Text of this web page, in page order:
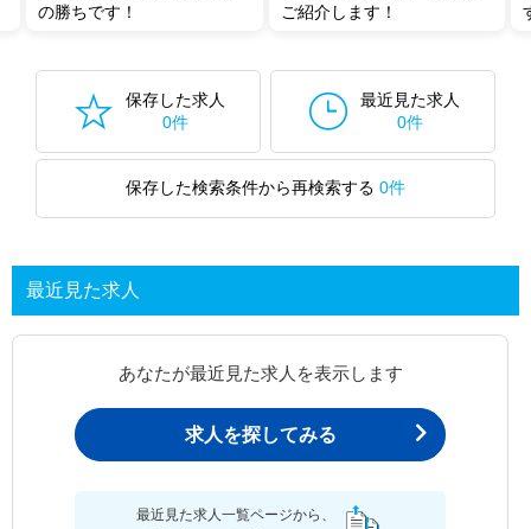
の勝ちです！
ご紹介します！
保存した求人
0件
最近見た求人
0件
保存した検索条件から再検索する 0件
最近見た求人
あなたが最近見た求人を表示します
求人を探してみる
最近見た求人一覧ページから、